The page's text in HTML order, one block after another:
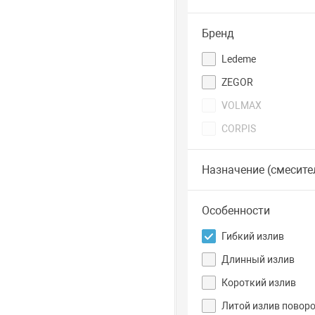
Бренд
Ledeme
ZEGOR
VOLMAX
CORPIS
Назначение
Особенности
Гибкий излив
Длинный излив
Короткий излив
Литой излив